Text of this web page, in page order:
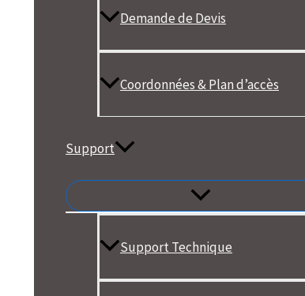
Demande de Devis
Coordonnées & Plan d’accès
Support
Support Technique